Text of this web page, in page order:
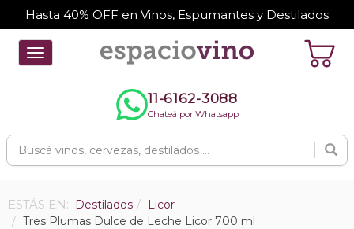
Hasta 40% OFF en Vinos, Espumantes y Destilados
Toggle
navigation
11-6162-3088
Chateá por Whatsapp
ESTÁS EN: Destilados
Licor
Tres Plumas Dulce de Leche Licor 700 ml